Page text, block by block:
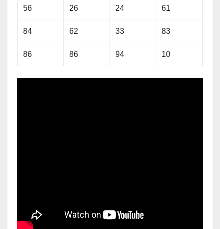
56 26 24 61
84 62 33 83
86 86 94 10